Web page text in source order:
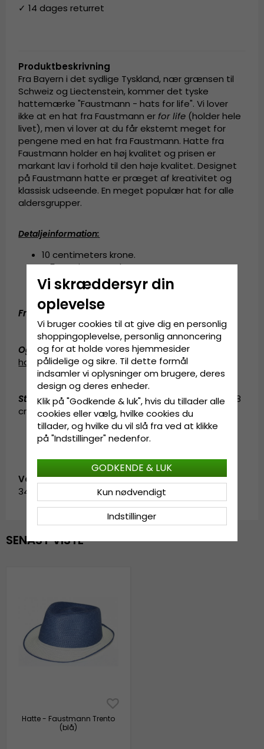
✓ 14 dages returret
Produktbeskrivning
Fra Bayern i det sydlige Tyskland, nær grænsen til
Schweiz og Liectenstein, kommer det tyske
hattemærke "Faustmann - hats for life". Vi lover
ikke at en hat fra Faustmann erfor life (holder hele
livet), men vi lover at du får ekstemt meget for
pengene med en hat fra Faustmann. Hatte fra
Faustmann holder en høj kvalitet og prisen er
markant lav i forhold til den høje kvalitet. Designet
på Faustmann hatte er præget af kreativitet og
klassisk udseende. En meget populær hat for alle
aldersgrupper.
Detaljeinformation:
10 centimeters krone.
4,5 centimeters skygge.
Fremstillet af100 procent papirstrå.
Svedbånd af grosgrain.
Fremstilletaf :100 procent papirstrå.
Også kendt som (AKA): stråhat,trilbyhat
hat
,solhat
Størrelsesinformation :Small - 56 cm. Medium - 58
cm. Large - 60 cm.
Vare-ID:
34003.blue-1
SENAST VISTE
Hatte - Faustmann Trento
(blå)
Vi skræddersyr din
oplevelse
Vi bruger cookies til at give dig en personlig
shoppingoplevelse, personlig annoncering
og for at holde vores hjemmesider
pålidelige og sikre. Til dette formål
indsamler vi oplysninger om brugere, deres
design og deres enheder.
Klik på "Godkende & luk", hvis du tillader alle
cookies eller vælg, hvilke cookies du
tillader, og hvilke du vil slå fra ved at klikke
på "Indstillinger" nedenfor.
Indstillinger
Kun nødvendigt
GODKENDE & LUK